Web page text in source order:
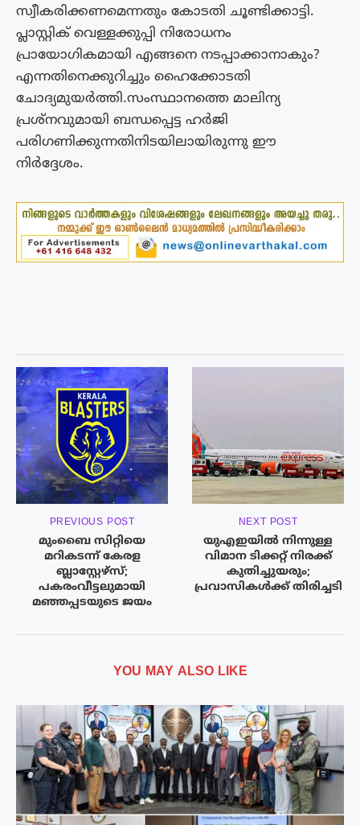
സ്വീകരിക്കണമെന്നതും കോടതി ചൂണ്ടിക്കാട്ടി.
പ്ലാസ്റ്റിക് വെള്ളക്കുപ്പി നിരോധനം
പ്രായോഗികമായി എങ്ങനെ നടപ്പാക്കാനാകും?
എന്നതിനെക്കുറിച്ചും ഹൈക്കോടതി
ചോദ്യമുയർത്തി.സംസ്ഥാനത്തെ മാലിന്യ
പ്രശ്നവുമായി ബന്ധപ്പെട്ട ഹർജി
പരിഗണിക്കുന്നതിനിടയിലായിരുന്നു ഈ
നിർദ്ദേശം.
PREVIOUS POST
മുംബൈ സിറ്റിയെ
മറികടന്ന് കേരള
ബ്ലാസ്റ്റേഴ്സ്;
പകരംവീട്ടലുമായി
മഞ്ഞപ്പടയുടെ ജയം
NEXT POST
യുഎഇയില്‍ നിന്നുള്ള
വിമാന ടിക്കറ്റ് നിരക്ക്
കുതിച്ചുയരും;
പ്രവാസികള്‍ക്ക് തിരിച്ചടി
YOU MAY ALSO LIKE